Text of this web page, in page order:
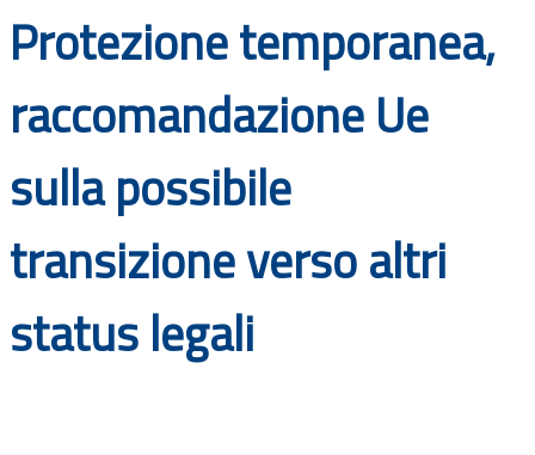
Bandi
Protezione temporanea,
raccomandazione Ue
sulla possibile
transizione verso altri
status legali